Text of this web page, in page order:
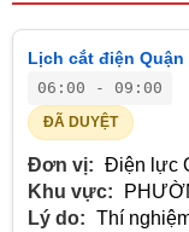
Lịch cắt điện Quận
06:00 - 09:00
ĐÃ DUYỆT
Đơn vị: Điện lực
Khu vực:
Lý do: Thí